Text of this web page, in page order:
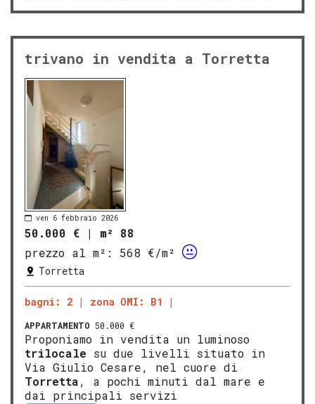
trivano in vendita a Torretta
ven 6 febbraio 2026
50.000 € | m² 88
prezzo al m²:
568 €/m²
Torretta
bagni: 2 zona OMI: B1
APPARTAMENTO 50.000 €
Proponiamo in vendita un luminoso
trilocale su due livelli situato in
Via Giulio Cesare, nel cuore di
Torretta, a pochi minuti dal mare e
dai principali servizi